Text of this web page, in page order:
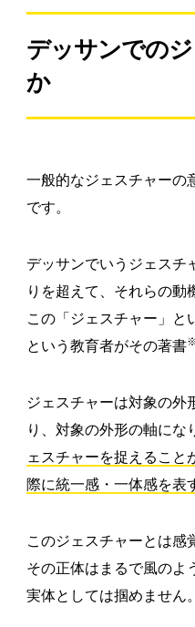
デッサンでの
か
一般的なジェスチャーの
です。
デッサンでいうジェスチ
りを超えて、それらの動
この「ジェスチャー」と
という教育者がその著書
ジェスチャーは対象の外
り、対象の外形の軸にな
ェスチャーを捉えること
際に統一感・一体感を表
このジェスチャーとは感
その正体はまるで風のよ
実体としては掴めません。